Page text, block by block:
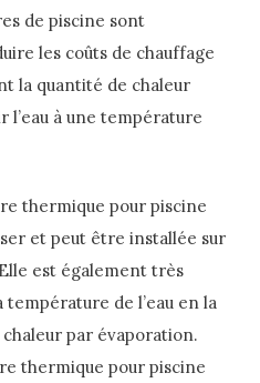
de piscine sont
les coûts de chauffage
la quantité de chaleur
à une température
thermique pour piscine
et peut être installée sur
est également très
de l’eau en la
par évaporation.
thermique pour piscine